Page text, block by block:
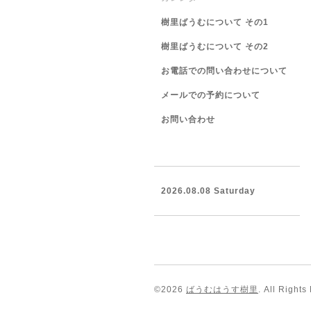
樹里ばうむについて その1
樹里ばうむについて その2
お電話での問い合わせについて
メールでの予約について
お問い合わせ
2026.08.08 Saturday
©2026 ばうむはうす樹里 . All Rights